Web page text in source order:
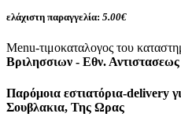
ελάχιστη παραγγελία: 5.00€
Menu-τιμοκαταλογος του
Βριλησσιων - Εθν.
Παρόμοια εστιατόρια-delivery
Σουβλακια, Της Ωρας